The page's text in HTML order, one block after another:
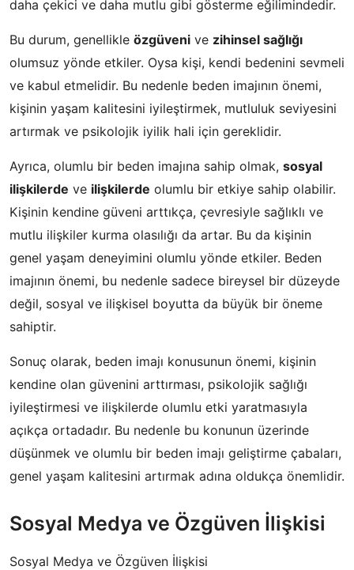
daha çekici ve daha mutlu gibi gösterme eğilimindedir.
Bu durum, genellikle özgüveni ve zihinsel sağlığı
olumsuz yönde etkiler. Oysa kişi, kendi bedenini sevmeli
ve kabul etmelidir. Bu nedenle beden imajının önemi,
kişinin yaşam kalitesini iyileştirmek, mutluluk seviyesini
artırmak ve psikolojik iyilik hali için gereklidir.
Ayrıca, olumlu bir beden imajına sahip olmak, sosyal
ilişkilerde ve ilişkilerde olumlu bir etkiye sahip olabilir.
Kişinin kendine güveni arttıkça, çevresiyle sağlıklı ve
mutlu ilişkiler kurma olasılığı da artar. Bu da kişinin
genel yaşam deneyimini olumlu yönde etkiler. Beden
imajının önemi, bu nedenle sadece bireysel bir düzeyde
değil, sosyal ve ilişkisel boyutta da büyük bir öneme
sahiptir.
Sonuç olarak, beden imajı konusunun önemi, kişinin
kendine olan güvenini arttırması, psikolojik sağlığı
iyileştirmesi ve ilişkilerde olumlu etki yaratmasıyla
açıkça ortadadır. Bu nedenle bu konunun üzerinde
düşünmek ve olumlu bir beden imajı geliştirme çabaları,
genel yaşam kalitesini artırmak adına oldukça önemlidir.
Sosyal Medya ve Özgüven İlişkisi
Sosyal Medya ve Özgüven İlişkisi